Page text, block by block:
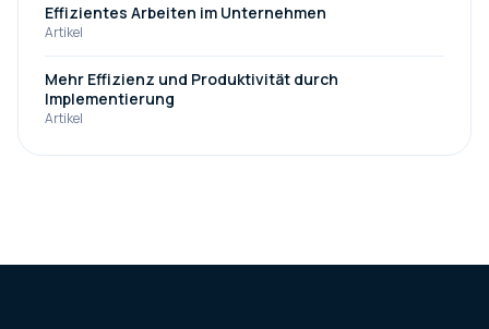
Effizientes Arbeiten im Unternehmen
Artikel
Mehr Effizienz und Produktivität durch
Implementierung
Artikel